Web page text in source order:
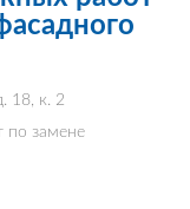
18, к. 2
по замене